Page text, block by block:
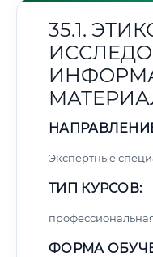
35.1.
Экспертные
ТИП КУРСОВ:
ФОРМА